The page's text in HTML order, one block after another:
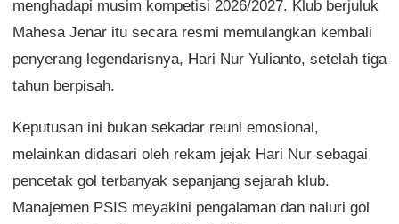
menghadapi musim kompetisi 2026/2027. Klub berjuluk
Mahesa Jenar itu secara resmi memulangkan kembali
penyerang legendarisnya, Hari Nur Yulianto, setelah tiga
tahun berpisah.
Keputusan ini bukan sekadar reuni emosional,
melainkan didasari oleh rekam jejak Hari Nur sebagai
pencetak gol terbanyak sepanjang sejarah klub.
Manajemen PSIS meyakini pengalaman dan naluri gol